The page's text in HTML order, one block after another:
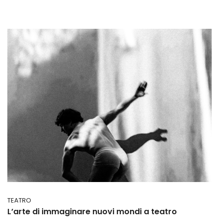
TEATRO
L’arte di immaginare nuovi mondi a teatro